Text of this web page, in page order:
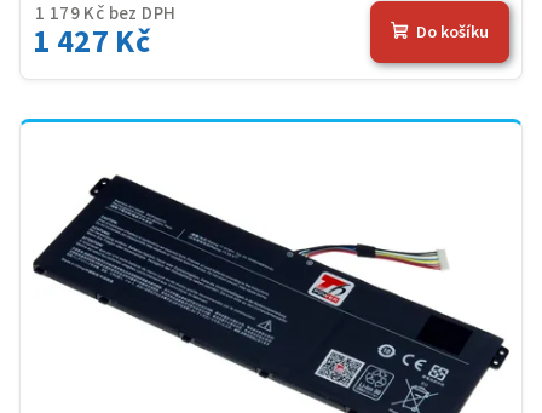
1 179 Kč bez DPH
1 427 Kč Do košíku